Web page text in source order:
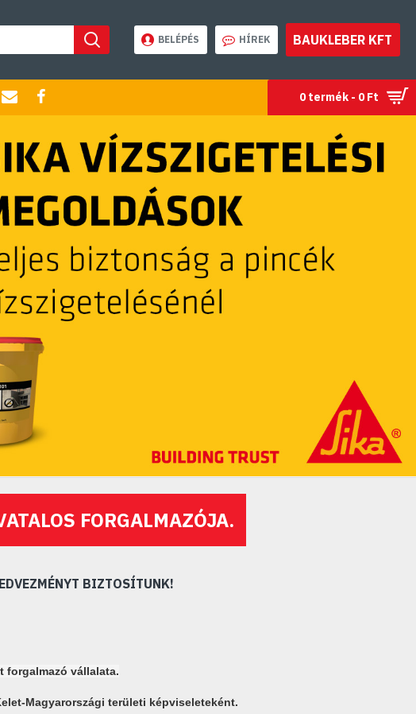
BELÉPÉS HÍREK BAUKLEBER KFT
0 termék - 0 Ft
FORGALMAZÓJA.
BIZTOSÍTUNK!
forgalmazó vállalata.
Magyarországi területi képviseleteként.